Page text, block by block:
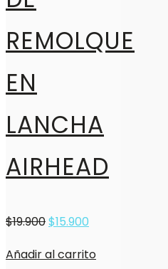
REMOLQUE
EN
LANCHA
AIRHEAD
$19.900$15.900
Añadir al carrito